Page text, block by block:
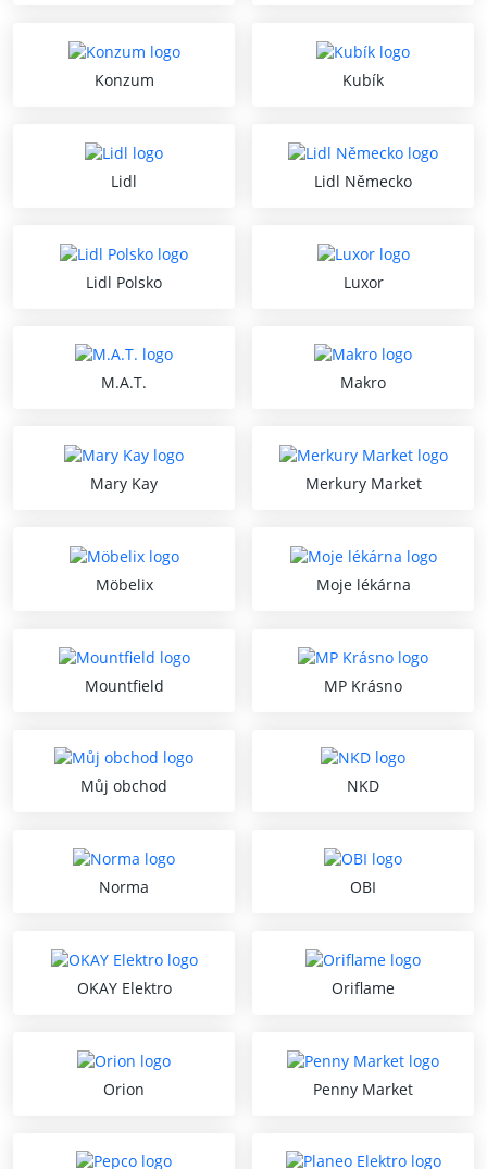
Konzum Kubík
Lidl Lidl Německo
Lidl Polsko Luxor
M.A.T. Makro
Mary Kay Merkury Market
Möbelix Moje lékárna
Mountfield MP Krásno
Můj obchod NKD
Norma OBI
OKAY Elektro Oriflame
Orion Penny Market